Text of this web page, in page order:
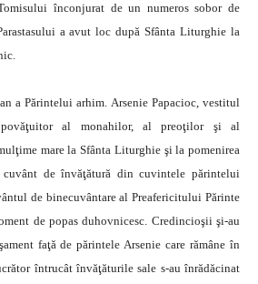
înconjurat de un numeros sobor de
a avut loc după Sfânta Liturghie la
a Părintelui arhim. Arsenie Papacioc, vestitul
al monahilor, al preoţilor şi al
mare la Sfânta Liturghie şi la pomenirea
de învăţătură din cuvintele părintelui
de binecuvântare al Preafericitului Părinte
de popas duhovnicesc. Credincioşii şi-au
faţă de părintele Arsenie care rămâne în
întrucât învăţăturile sale s-au înrădăcinat